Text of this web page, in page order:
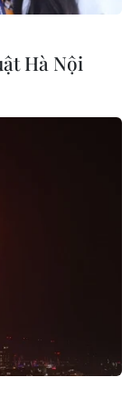
Hà Nội